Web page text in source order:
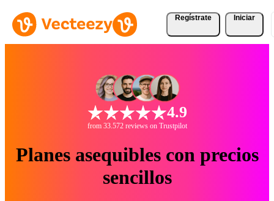
Regístrate Iniciar
4.9
from 33.572 reviews on Trustpilot
Planes asequibles con precios
sencillos